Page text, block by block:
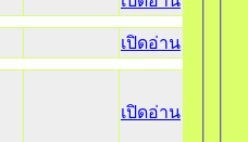
เปิดอ่าน
เปิดอ่าน